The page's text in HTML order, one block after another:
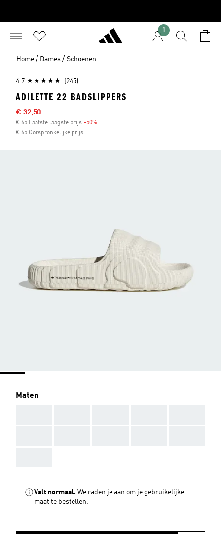
1
Home / Dames / Schoenen
4.7 (245)
ADILETTE 22 BADSLIPPERS
Afgeprijsde prijs
€ 32,50
€ 65 Laatste laagste prijs -50%
€ 65 Oorspronkelijke prijs
Maten
Valt normaal. We raden je aan om je gebruikelijke
maat te bestellen.